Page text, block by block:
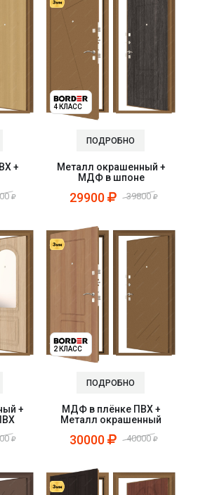
+
4 КЛАСС
ПОДРОБНО
Металл окрашенный +
МДФ в шпоне
29900 39800
+
2 КЛАСС
ПОДРОБНО
МДФ в плёнке ПВХ +
Металл окрашенный
30000 40000